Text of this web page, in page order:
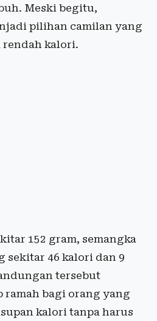
Meski begitu,
pilihan camilan yang
rendah kalori.
152 gram, semangka
sekitar 46 kalori dan 9
tersebut
ramah bagi orang yang
kalori tanpa harus